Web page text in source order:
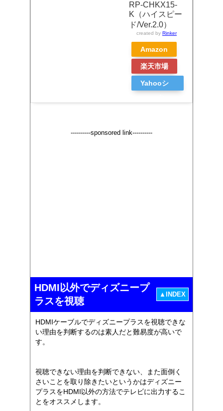
RP-CHKX15-
K（ハイスピー
ド/Ver.2.0）
created by Rinker
Amazon
楽天市場
Yahooシ
----------sponsored link----------
HDMI以外でディズニープ
ラスを視聴
▲INDEX
HDMIケーブルでディズニープラスを視聴できな
い理由を判断するのは素人だと難易度が高いで
す。
視聴できない理由を判断できない、また面倒く
さいことを取り除きたいというかはディズニー
プラスをHDMI以外の方法でテレビに出力するこ
とをオススメします。